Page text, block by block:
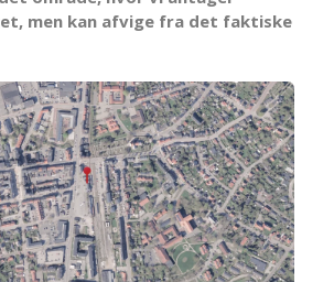
men kan afvige fra det faktiske